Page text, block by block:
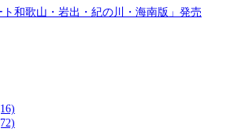
ト和歌山・岩出・紀の川・海南版」発売